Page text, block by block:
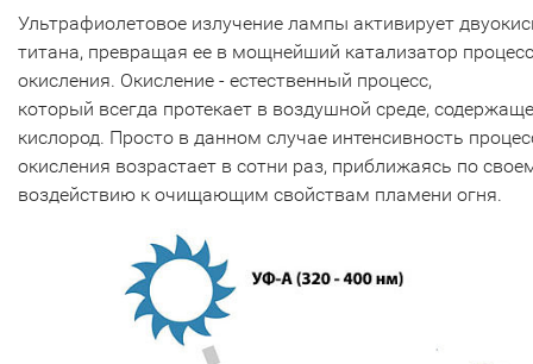
Ультрафиолетовое излучение лампы активирует
титана, превращая ее в мощнейший катализатор
окисления. Окисление - естественный процесс,
который всегда протекает в воздушной среде,
кислород. Просто в данном случае интенсивность
окисления возрастает в сотни раз, приближаясь по
воздействию к очищающим свойствам пламени огня.